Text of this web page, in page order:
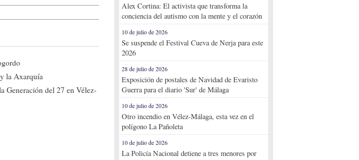
la Axarquía
Generación del 27 en Vélez-
Alex Cortina: El activista que transforma la
conciencia del autismo con la mente y el corazón
10 de julio de 2026
Se suspende el Festival Cueva de Nerja para este
2026
28 de julio de 2026
Exposición de postales de Navidad de Evaristo
Guerra para el diario 'Sur' de Málaga
10 de julio de 2026
Otro incendio en Vélez-Málaga, esta vez en el
polígono La Pañoleta
10 de julio de 2026
La Policía Nacional detiene a tres menores por